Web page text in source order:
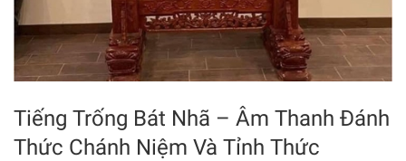
Tiếng Trống Bát Nhã – Âm Thanh Đánh
Thức Chánh Niệm Và Tỉnh Thức